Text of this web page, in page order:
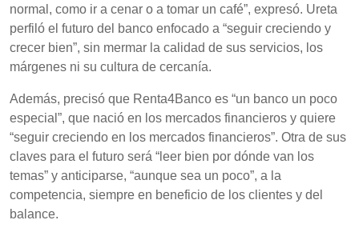
normal, como ir a cenar o a tomar un café”, expresó. Ureta
perfiló el futuro del banco enfocado a “seguir creciendo y
crecer bien”, sin mermar la calidad de sus servicios, los
márgenes ni su cultura de cercanía.
Además, precisó que Renta4Banco es “un banco un poco
especial”, que nació en los mercados financieros y quiere
“seguir creciendo en los mercados financieros”. Otra de sus
claves para el futuro será “leer bien por dónde van los
temas” y anticiparse, “aunque sea un poco”, a la
competencia, siempre en beneficio de los clientes y del
balance.